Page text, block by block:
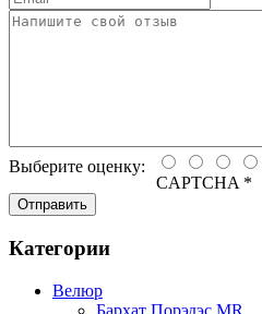
Выберите оценку:
CAPTCHA *
Категории
Велюр
Бархат Порэдэс MR